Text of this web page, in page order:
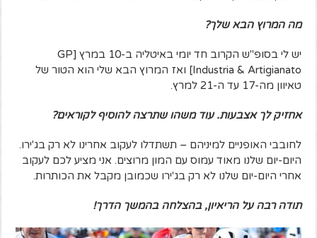
מה המרוץ הבא שלך?
יש לי בסופ"ש הקרוב חד יומי באיטליה ב-10 במרץ [GP
Industria & Artigianato] ואז המרוץ הבא שלי הוא הטור של
טאיוון מה-17 עד ה-21 למרץ.
אחזיק לך אצבעות. עוד משהו שתרצה להוסיף לקוראים?
לחובבי האופניים למיניהם – תשתדלו לעקוב אחרינו לא רק בג'ירו.
היום-יום שלנו מאוד עמוס עם המון מרוצים. אני מציע לכם לעקוב
אחרי היום-יום שלנו לא רק בג'ירו שכמובן מקבל את הכותרות.
תודה רבה על הריאיון, בהצלחה בהמשך הדרך!